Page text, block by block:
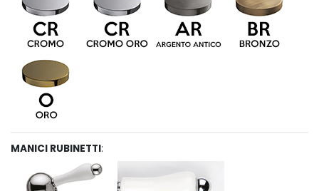
MANICI RUBINETTI: